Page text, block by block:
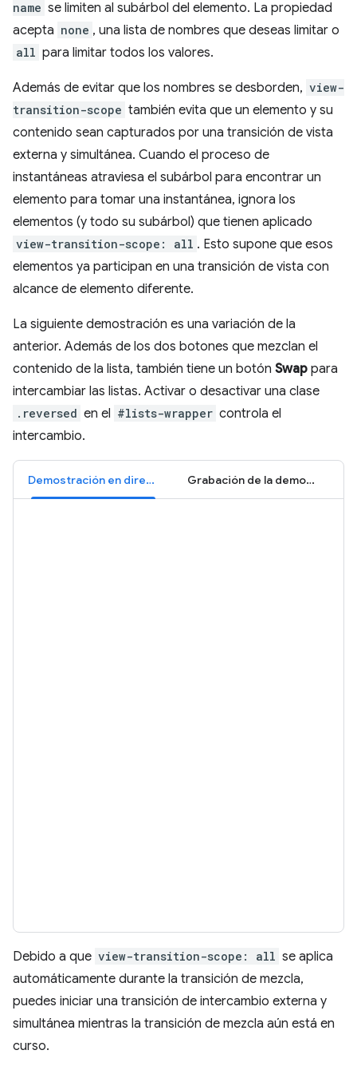
name se limiten al subárbol del elemento. La propiedad
acepta none , una lista de nombres que deseas limitar o
all para limitar todos los valores.
Además de evitar que los nombres se desborden, view-
transition-scope también evita que un elemento y su
contenido sean capturados por una transición de vista
externa y simultánea. Cuando el proceso de
instantáneas atraviesa el subárbol para encontrar un
elemento para tomar una instantánea, ignora los
elementos (y todo su subárbol) que tienen aplicado
view-transition-scope: all . Esto supone que esos
elementos ya participan en una transición de vista con
alcance de elemento diferente.
La siguiente demostración es una variación de la
anterior. Además de los dos botones que mezclan el
contenido de la lista, también tiene un botón Swap para
intercambiar las listas. Activar o desactivar una clase
.reversed en el #lists-wrapper controla el
intercambio.
Demostración en directo Grabación de la demostración:
Debido a que view-transition-scope: all se aplica
automáticamente durante la transición de mezcla,
puedes iniciar una transición de intercambio externa y
simultánea mientras la transición de mezcla aún está en
curso.